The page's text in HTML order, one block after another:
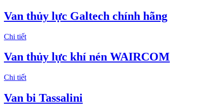
Van thủy lực Galtech chính hãng
Chi tiết
Van thủy lực khí nén WAIRCOM
Chi tiết
Van bi Tassalini